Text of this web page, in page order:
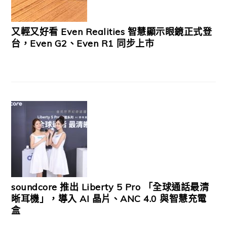
又輕又好看 Even Realities 智慧顯示眼鏡正式登
台，Even G2、Even R1 同步上市
soundcore 推出 Liberty 5 Pro 「全球通話最清
晰耳機」，導入 AI 晶片、ANC 4.0 與智慧充電
盒